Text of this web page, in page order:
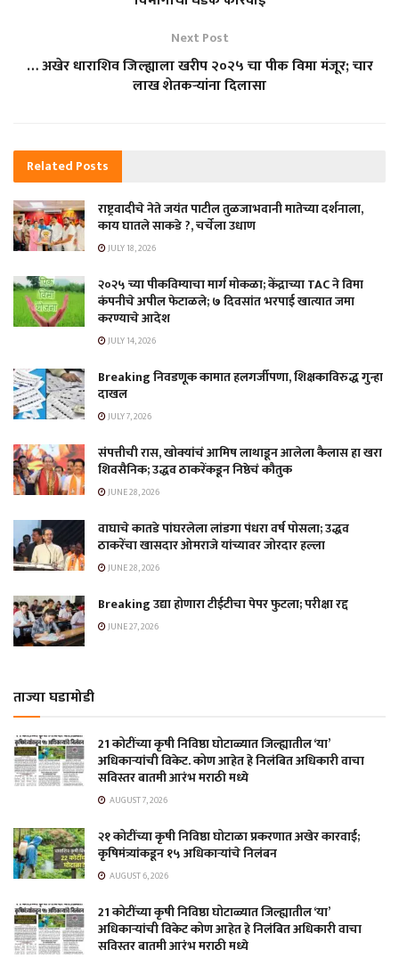
Next Post
… अखेर धाराशिव जिल्ह्याला खरीप २०२५ चा पीक विमा मंजूर; चार
लाख शेतकऱ्यांना दिलासा
Related Posts
राष्ट्रवादीचे नेते जयंत पाटील तुळजाभवानी मातेच्या दर्शनाला,
काय घातले साकडे ?, चर्चेला उधाण
JULY 18, 2026
२०२५ च्या पीकविम्याचा मार्ग मोकळा; केंद्राच्या TAC ने विमा
कंपनीचे अपील फेटाळले; ७ दिवसांत भरपाई खात्यात जमा
करण्याचे आदेश
JULY 14, 2026
Breaking निवडणूक कामात हलगर्जीपणा, शिक्षकाविरुद्ध गुन्हा
दाखल
JULY 7, 2026
संपत्तीची रास, खोक्यांचं आमिष लाथाडून आलेला कैलास हा खरा
शिवसैनिक; उद्धव ठाकरेंकडून निष्ठेचं कौतुक
JUNE 28, 2026
वाघाचे कातडे पांघरलेला लांडगा पंधरा वर्ष पोसला; उद्धव
ठाकरेंचा खासदार ओमराजे यांच्यावर जोरदार हल्ला
JUNE 28, 2026
Breaking उद्या होणारा टीईटीचा पेपर फुटला; परीक्षा रद्द
JUNE 27, 2026
ताज्या घडामोडी
21 कोटींच्या कृषी निविष्ठा घोटाळ्यात जिल्ह्यातील ‘या’
अधिकाऱ्यांची विकेट. कोण आहेत हे निलंबित अधिकारी वाचा
सविस्तर बातमी आरंभ मराठी मध्ये
AUGUST 7, 2026
२१ कोटींच्या कृषी निविष्ठा घोटाळा प्रकरणात अखेर कारवाई;
कृषिमंत्र्यांकडून १५ अधिकाऱ्यांचे निलंबन
AUGUST 6, 2026
21 कोटींच्या कृषी निविष्ठा घोटाळ्यात जिल्ह्यातील ‘या’
अधिकाऱ्यांची विकेट कोण आहेत हे निलंबित अधिकारी वाचा
सविस्तर बातमी आरंभ मराठी मध्ये